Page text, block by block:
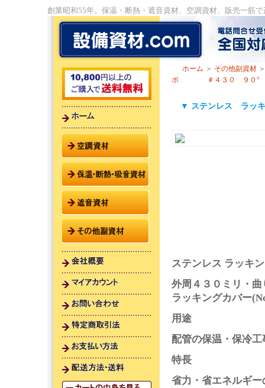
創業昭和55年。保温・断熱・遮音資材、空調資材、販売一筋
ホーム ＞ その他副資材
ボ ＃４３０ ９０°
▼ ステンレス ラ
ステンレス ラッキ
外周４３０ミリ・
ラッキングカバー
用途
配管の保温・保冷
特長
省力・省エネルギ